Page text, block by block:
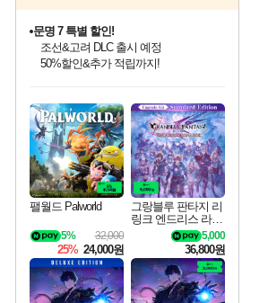
최대 90% 할인가를 만나보세요!
네이버혜택과 함께 만나보세요!
문명 7 특별 할인!
조선&고려 DLC 출시 예정
50%할인&추가 적립까지!
마블 투혼 파이팅 소울즈 정식출시!
마블 히어로 총 출동&화려한 격투!
이니&베니 혜택까지!
네이버 혜택가와 함께 예약하세요!
할인&네이버혜택으로 만나보세요!
네이버페이 혜택과 만나보세요!
40주년 프로모션으로 만나보세요!
할인가에 만나보세요!
일부 에디션 상시 할인!
혜택으로 예약 판매 중
편안하게 충전하세요
팰월드 Palworld
32,000
5%
25% 24,000원
그랑블루 판타지 리
링크 엔드리스 라그
나로크 업그레이드
킷 Granblue Fantasy
Relink Endless Ragn
arok Upgrade Kit DL
C
5,000
36,800원